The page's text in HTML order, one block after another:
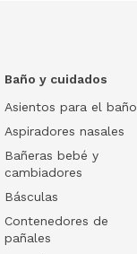
Baño y cuidados
Asientos para el baño
Aspiradores nasales
Bañeras bebé y
cambiadores
Básculas
Contenedores de
pañales